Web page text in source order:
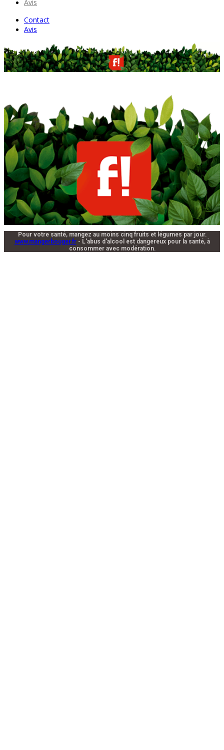
Avis
Contact
Avis
Pour votre santé, mangez au moins cinq fruits et légumes par jour.
www.mangerbouger.fr- L'abus d'alcool est dangereux pour la santé, à
consommer avec modération.